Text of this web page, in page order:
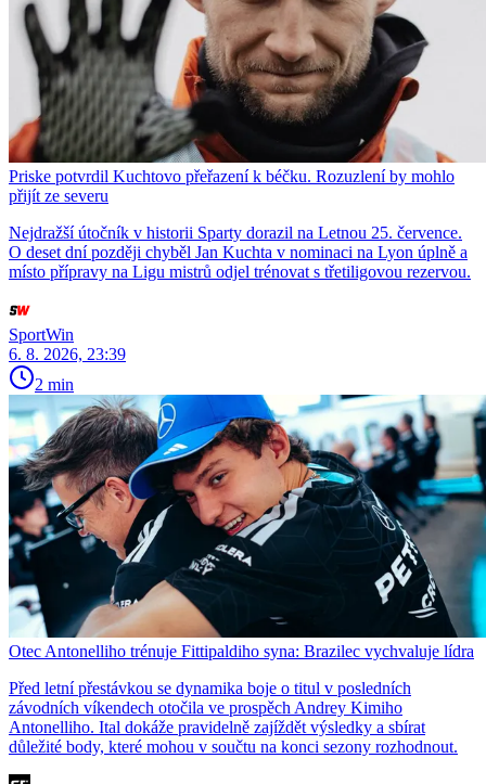
Priske potvrdil Kuchtovo přeřazení k béčku. Rozuzlení by mohlo
přijít ze severu
Nejdražší útočník v historii Sparty dorazil na Letnou 25. července.
O deset dní později chyběl Jan Kuchta v nominaci na Lyon úplně a
místo přípravy na Ligu mistrů odjel trénovat s třetiligovou rezervou.
SportWin
6. 8. 2026, 23:39
2 min
Otec Antonelliho trénuje Fittipaldiho syna: Brazilec vychvaluje lídra
Před letní přestávkou se dynamika boje o titul v posledních
závodních víkendech otočila ve prospěch Andrey Kimiho
Antonelliho. Ital dokáže pravidelně zajíždět výsledky a sbírat
důležité body, které mohou v součtu na konci sezony rozhodnout.